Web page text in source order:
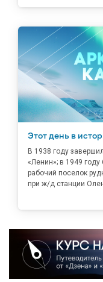
Этот день в
В 1938 году
«Ленин»; в 1949
рабочий поселок
при ж/д станции